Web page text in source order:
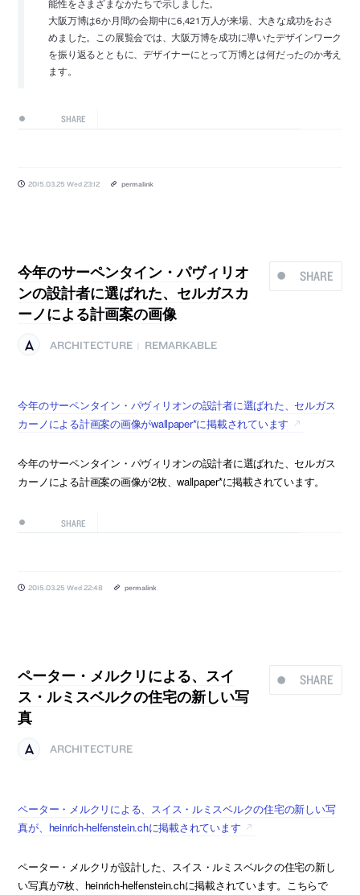
能性をさまざまなかたちで示しました。
大阪万博は6か月間の会期中に6,421万人が来場、大きな成功をおさ
めました。この展覧会では、大阪万博を成功に導いたデザインワーク
を振り返るとともに、デザイナーにとって万博とは何だったのか考え
ます。
SHARE
2015.03.25 Wed 23:12 permalink
SHARE
今年のサーペンタイン・パヴィリオ
ンの設計者に選ばれた、セルガスカ
ーノによる計画案の画像
ARCHITECTURE REMARKABLE
今年のサーペンタイン・パヴィリオンの設計者に選ばれた、セルガス
カーノによる計画案の画像がwallpaper*に掲載されています
今年のサーペンタイン・パヴィリオンの設計者に選ばれた、セルガス
カーノによる計画案の画像が2枚、wallpaper*に掲載されています。
SHARE
2015.03.25 Wed 22:48 permalink
SHARE
ペーター・メルクリによる、スイ
ス・ルミスベルクの住宅の新しい写
真
ARCHITECTURE
ペーター・メルクリによる、スイス・ルミスベルクの住宅の新しい写
真が、heinrich-helfenstein.chに掲載されています
ペーター・メルクリが設計した、スイス・ルミスベルクの住宅の新し
い写真が7枚、heinrich-helfenstein.chに掲載されています。こちらで